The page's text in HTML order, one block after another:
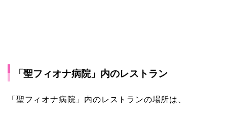
「聖フィオナ病院」内のレストラン
「聖フィオナ病院」内のレストランの場所は、